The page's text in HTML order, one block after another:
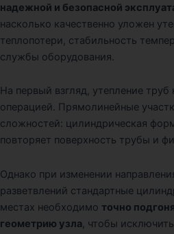
надежной и безопасной
насколько качественно уложен
теплопотери, стабильность
службы оборудования.
На первый взгляд, утепление труб
операцией. Прямолинейные
сложностей: цилиндрическая
повторяет поверхность трубы и
Однако при изменении
разветвлений стандартные
местах необходимо точно
геометрию узла, чтобы